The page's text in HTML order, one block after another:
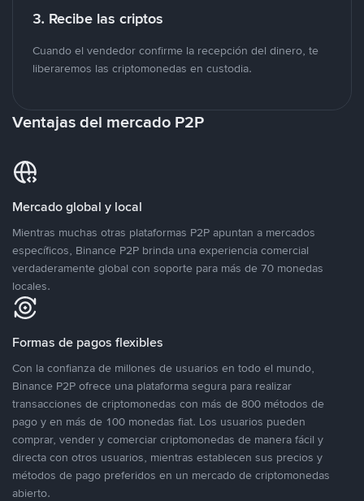
3. Recibe las criptos
Cuando el vendedor confirme la recepción del dinero, te
liberaremos las criptomonedas en custodia.
Ventajas del mercado P2P
Mercado global y local
Mientras muchas otras plataformas P2P apuntan a mercados
específicos, Binance P2P brinda una experiencia comercial
verdaderamente global con soporte para más de 70 monedas
locales.
Formas de pagos flexibles
Con la confianza de millones de usuarios en todo el mundo,
Binance P2P ofrece una plataforma segura para realizar
transacciones de criptomonedas con más de 800 métodos de
pago y en más de 100 monedas fiat. Los usuarios pueden
comprar, vender y comerciar criptomonedas de manera fácil y
directa con otros usuarios, mientras establecen sus precios y
métodos de pago preferidos en un mercado de criptomonedas
abierto.